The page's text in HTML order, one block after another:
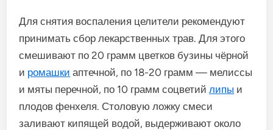
Для снятия воспаления целители рекомендуют
принимать сбор лекарственных трав. Для этого
смешивают по 20 грамм цветков бузины чёрной
и ромашки аптечной, по 18-20 грамм — мелиссы
и мяты перечной, по 10 грамм соцветийлипы и
плодов фенхеля. Столовую ложку смеси
заливают кипящей водой, выдерживают около